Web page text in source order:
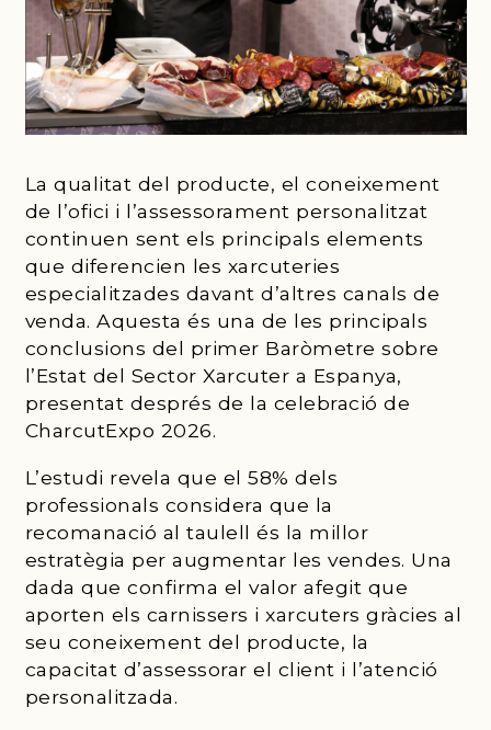
La qualitat del producte, el coneixement
de l’ofici i l’assessorament personalitzat
continuen sent els principals elements
que diferencien les xarcuteries
especialitzades davant d’altres canals de
venda. Aquesta és una de les principals
conclusions del primer Baròmetre sobre
l’Estat del Sector Xarcuter a Espanya,
presentat després de la celebració de
CharcutExpo 2026.
L’estudi revela que el 58% dels
professionals considera que la
recomanació al taulell és la millor
estratègia per augmentar les vendes. Una
dada que confirma el valor afegit que
aporten els carnissers i xarcuters gràcies al
seu coneixement del producte, la
capacitat d’assessorar el client i l’atenció
personalitzada.